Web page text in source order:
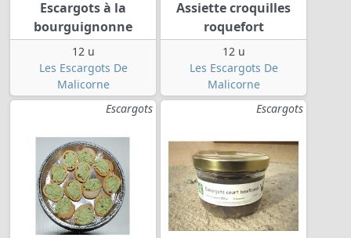
Escargots à la
bourguignonne
12 u
Les Escargots De
Malicorne
Assiette croquilles
roquefort
12 u
Les Escargots De
Malicorne
Escargots
Escargots